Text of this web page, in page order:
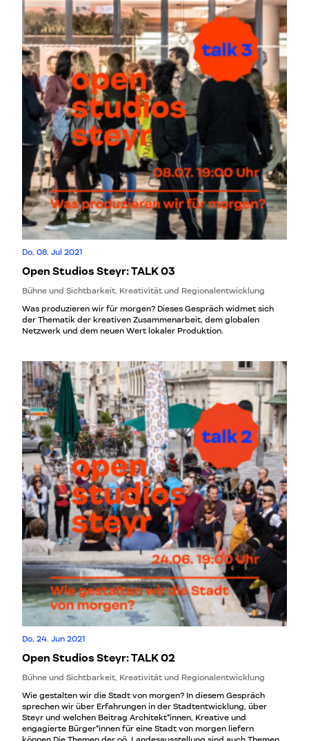
Do, 08. Jul 2021
Open Studios Steyr: TALK 03
Bühne und Sichtbarkeit, Kreativität und Regionalentwicklung
Was produzieren wir für morgen? Dieses Gespräch widmet sich
der Thematik der kreativen Zusammenarbeit, dem globalen
Netzwerk und dem neuen Wert lokaler Produktion.
Do, 24. Jun 2021
Open Studios Steyr: TALK 02
Bühne und Sichtbarkeit, Kreativität und Regionalentwicklung
Wie gestalten wir die Stadt von morgen? In diesem Gespräch
sprechen wir über Erfahrungen in der Stadtentwicklung, über
Steyr und welchen Beitrag Architekt*innen, Kreative und
engagierte Bürger*innen für eine Stadt von morgen liefern